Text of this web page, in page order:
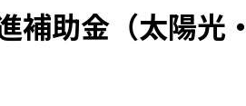
助金（太陽光